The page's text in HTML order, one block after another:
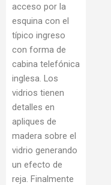
acceso por la
esquina con el
típico ingreso
con forma de
cabina telefónica
inglesa. Los
vidrios tienen
detalles en
apliques de
madera sobre el
vidrio generando
un efecto de
reja. Finalmente